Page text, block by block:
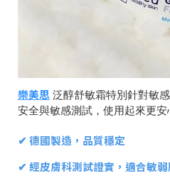
樂美思 泛醇舒敏霜特別針對敏
安全與敏感測試，使用起來更安
✔ 德國製造，品質穩定
✔ 經皮膚科測試證實，適合敏